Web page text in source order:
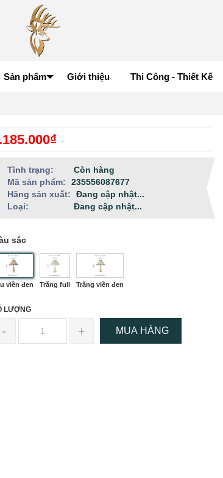
Sản phẩm Giới thiệu Thi Công - Thiết Kế
Tình trạng:
Còn hàng
Mã sản phẩm:
235556087677
Hãng sản xuất:
Đang cập nhật...
Loại:
Đang cập nhật...
sắc
viền đen Trắng full Trắng viền đen
LƯỢNG
- + MUA HÀNG